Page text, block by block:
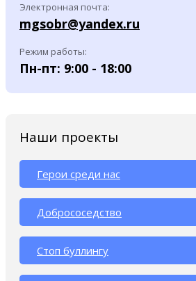
Электронная почта:
mgsobr@yandex.ru
Режим работы:
Пн-пт: 9:00 - 18:00
Наши проекты
Герои среди нас
Добрососедство
Стоп буллингу